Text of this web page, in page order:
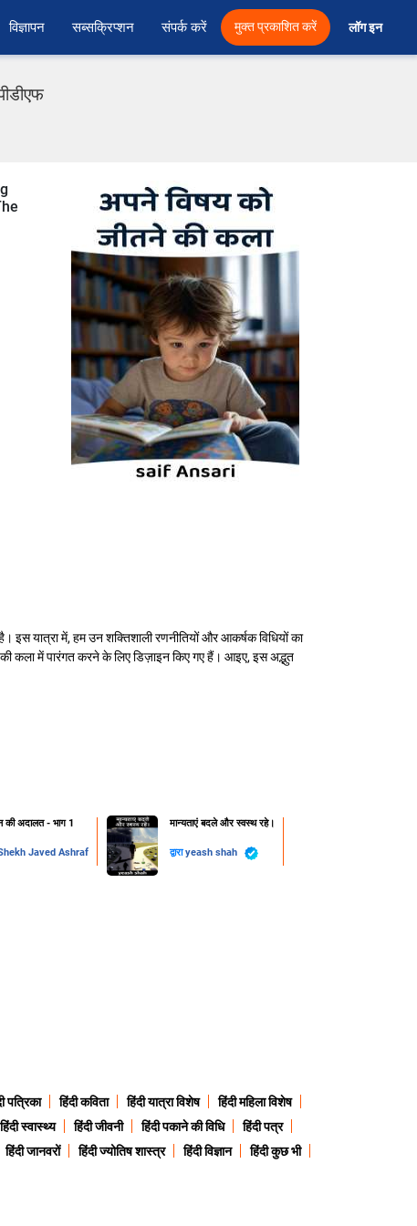
विज्ञापन सब्सक्रिप्शन संपर्क करें मुक्त प्रकाशित करें लॉग इन
यात्रा में, हम उन शक्तिशाली रणनीतियों और आकर्षक विधियों का
कला में पारंगत करने के लिए डिज़ाइन किए गए हैं। आइए, इस अद्भुत
की अदालत - भाग 1
Javed Ashraf
मान्यताएं बदले और स्वस्थ रहे।
द्वाराyeash shah
पत्रिका हिंदी कविता हिंदी यात्रा विशेष
हिंदी महिला विशेष
हिंदी स्वास्थ्य हिंदी जीवनी हिंदी पकाने की विधि
हिंदी पत्र
हिंदी जानवरों हिंदी ज्योतिष शास्त्र हिंदी विज्ञान
हिंदी कुछ भी